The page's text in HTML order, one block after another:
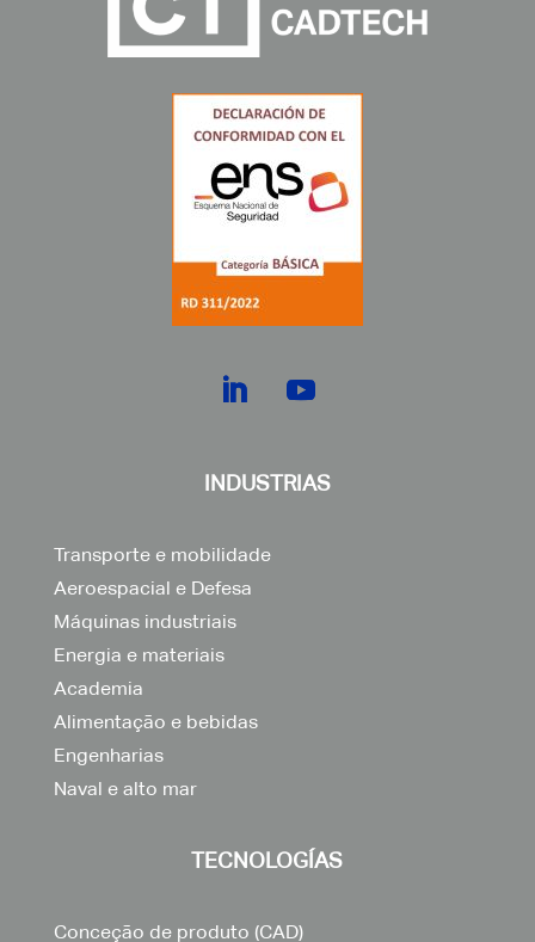
INDUSTRIAS
Transporte e mobilidade
Aeroespacial e Defesa
Máquinas industriais
Energia e materiais
Academia
Alimentação e bebidas
Engenharias
Naval e alto mar
TECNOLOGÍAS
Conceção de produto (CAD)